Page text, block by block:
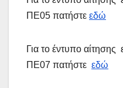
ΠΕ05 πατήστε εδώ
Για το έντυπο αίτησης
ΠΕ07 πατήστε εδώ